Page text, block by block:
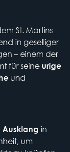
St. Martins
in geselliger
– einem der
für seine urige
und
in
um